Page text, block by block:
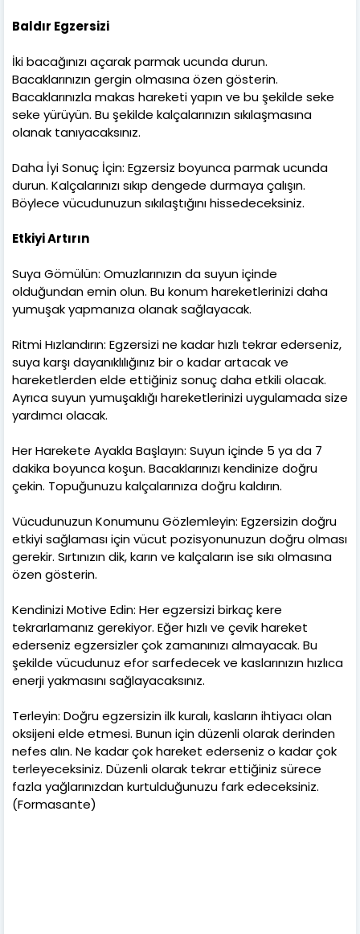
Baldır Egzersizi
İki bacağınızı açarak parmak ucunda durun.
Bacaklarınızın gergin olmasına özen gösterin.
Bacaklarınızla makas hareketi yapın ve bu şekilde seke
seke yürüyün. Bu şekilde kalçalarınızın sıkılaşmasına
olanak tanıyacaksınız.
Daha İyi Sonuç İçin: Egzersiz boyunca parmak ucunda
durun. Kalçalarınızı sıkıp dengede durmaya çalışın.
Böylece vücudunuzun sıkılaştığını hissedeceksiniz.
Etkiyi Artırın
Suya Gömülün: Omuzlarınızın da suyun içinde
olduğundan emin olun. Bu konum hareketlerinizi daha
yumuşak yapmanıza olanak sağlayacak.
Ritmi Hızlandırın: Egzersizi ne kadar hızlı tekrar ederseniz,
suya karşı dayanıklılığınız bir o kadar artacak ve
hareketlerden elde ettiğiniz sonuç daha etkili olacak.
Ayrıca suyun yumuşaklığı hareketlerinizi uygulamada size
yardımcı olacak.
Her Harekete Ayakla Başlayın: Suyun içinde 5 ya da 7
dakika boyunca koşun. Bacaklarınızı kendinize doğru
çekin. Topuğunuzu kalçalarınıza doğru kaldırın.
Vücudunuzun Konumunu Gözlemleyin: Egzersizin doğru
etkiyi sağlaması için vücut pozisyonunuzun doğru olması
gerekir. Sırtınızın dik, karın ve kalçaların ise sıkı olmasına
özen gösterin.
Kendinizi Motive Edin: Her egzersizi birkaç kere
tekrarlamanız gerekiyor. Eğer hızlı ve çevik hareket
ederseniz egzersizler çok zamanınızı almayacak. Bu
şekilde vücudunuz efor sarfedecek ve kaslarınızın hızlıca
enerji yakmasını sağlayacaksınız.
Terleyin: Doğru egzersizin ilk kuralı, kasların ihtiyacı olan
oksijeni elde etmesi. Bunun için düzenli olarak derinden
nefes alın. Ne kadar çok hareket ederseniz o kadar çok
terleyeceksiniz. Düzenli olarak tekrar ettiğiniz sürece
fazla yağlarınızdan kurtulduğunuzu fark edeceksiniz.
(Formasante)